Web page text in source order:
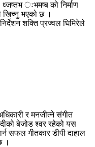
ःभमष्ब को निर्माण
खिच्नु भएको छ ।
शक्ति प्रज्वल घिमिरेले
र मनजीत्ने संगीत
बेजोड श्वर रहेको यस
सफल गीतकार डीपी दाहाल
।